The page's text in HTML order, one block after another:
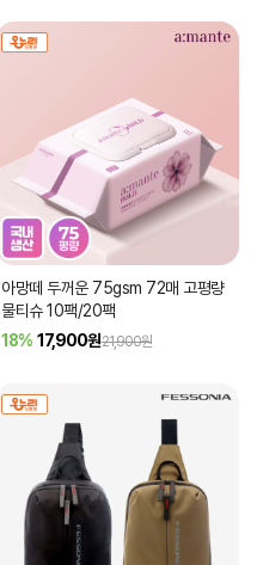
아망떼 두꺼운 75gsm 72매 고평량
물티슈 10팩/20팩
18% 17,900원21,900원